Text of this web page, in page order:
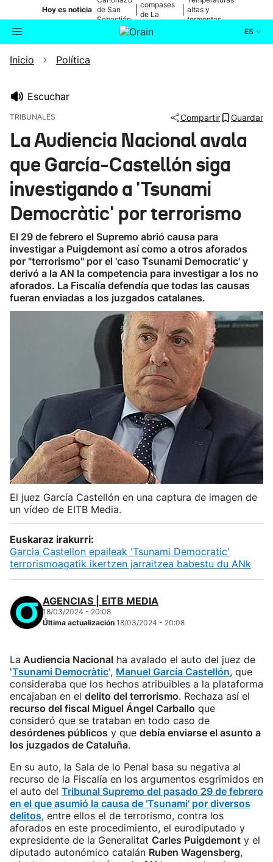
Hoy es noticia de San
Sebastián
compases
de La
altas y
tormentas
ES
Buscador
Ikusmiran
Eguraldia
Inicio Política
Escuchar
TRIBUNALES Compartir Guardar
La Audiencia Nacional avala
que García-Castellón siga
investigando a 'Tsunami
Democràtic' por terrorismo
El 29 de febrero el Supremo abrió causa para
investigar a Puigdemont así como a otros aforados
por "terrorismo" por el 'caso Tsunami Democratic' y
derivó a la AN la competencia para investigar a los no
aforados. La Fiscalía defendía que todas las causas
fueran enviadas a los juzgados catalanes.
El juez García Castellón en una captura de imagen de
un vídeo de EITB Media.
Euskaraz irakurri:
Garcia Castellon epaileak 'Tsunami Democratic'
terrorismoagatik ikertzen jarraitzea babestu du ANk
AGENCIAS | EITB MEDIA
18/03/2024 - 20:08
Última actualización 18/03/2024 - 20:08
La Audiencia Nacional ha avalado el auto del juez de
'Tsunami Democràtic', Manuel García Castellón, que
consideraba que los hechos atribuibles a la plataforma
encajaban en el delito del terrorismo. Rechaza así el
recurso del fiscal Miguel Ángel Carballo que
consideró que se trataban en todo caso de
desórdenes públicos y que debía enviarse el asunto a
los juzgados de Cataluña.
En su auto, la Sala de lo Penal basa su negativa al
recurso de la Fiscalía en los argumentos esgrimidos en
el auto del Tribunal Supremo del pasado 29 de febrero
en el que asumió la causa de 'Tsunami' por diversos
delitos, entre ellos el de terrorismo, contra los
aforados en este procedimiento, el eurodiputado y
expresidente de la Generalitat Carles Puigdemont y el
diputado autonómico catalán Ruben Wagensberg,